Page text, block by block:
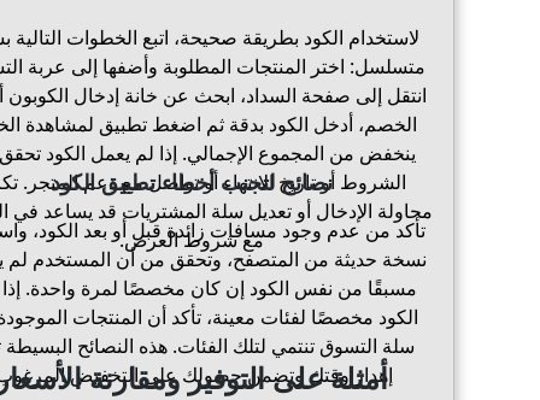
لاستخدام الكود بطريقة صحيحة، اتبع الخطوات التالية
متسلسل: اختر المنتجات المطلوبة وأضفها إلى عربة
انتقل إلى صفحة السداد، ابحث عن خانة إدخال الكوبون
الخصم، أدخل الكود بدقة ثم اضغط تطبيق لمشاهدة
ينخفض من المجموع الإجمالي. إذا لم يعمل الكود
الشروط أو تاريخ الانتهاء أو تواصل مع دعم المتجر.
محاولة الإدخال أو تعديل سلة المشتريات قد يساعد في
مع شروط العرض.
نصائح لتجنب أخطاء تطبيق الكود
تأكد من عدم وجود مسافات زائدة قبل أو بعد الكود،
نسخة حديثة من المتصفح، وتحقق من أن المستخدم لم
مسبقًا من نفس الكود إن كان مخصصًا لمرة واحدة.
الكود مخصصًا لفئات معينة، تأكد أن المنتجات
سلة التسوق تنتمي لتلك الفئات. هذه النصائح البسيطة
إهدار وقتك وتضمن حصولك على التخفيض
أمثلة على التوفير ومقارنة